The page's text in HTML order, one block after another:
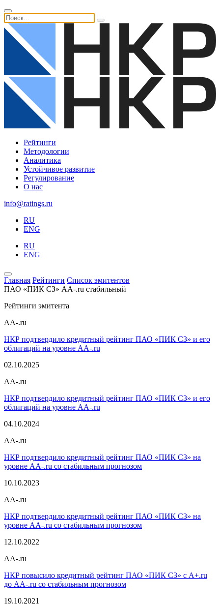
Рейтинги
Методологии
Аналитика
Устойчивое развитие
Регулирование
О нас
info@ratings.ru
RU
ENG
RU
ENG
Главная Рейтинги Список эмитентов
ПАО «ПИК СЗ» AA-.ru стабильный
Рейтинги эмитента
AA-.ru
НКР подтвердило кредитный рейтинг ПАО «ПИК СЗ» и его
облигаций на уровне AA-.ru
02.10.2025
AA-.ru
НКР подтвердило кредитный рейтинг ПАО «ПИК СЗ» и его
облигаций на уровне AA-.ru
04.10.2024
AA-.ru
НКР подтвердило кредитный рейтинг ПАО «ПИК СЗ» на
уровне AA-.ru со стабильным прогнозом
10.10.2023
AA-.ru
НКР подтвердило кредитный рейтинг ПАО «ПИК СЗ» на
уровне AA-.ru со стабильным прогнозом
12.10.2022
AA-.ru
НКР повысило кредитный рейтинг ПАО «ПИК СЗ» с A+.ru
до AA-.ru со стабильным прогнозом
19.10.2021